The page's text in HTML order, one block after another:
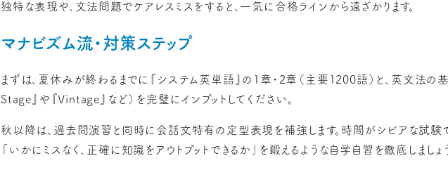
独特な表現や、文法問題でケアレスミスをすると、一気に合格ラインから遠ざかります。
マナビズム流・対策ステップ
まずは、夏休みが終わるまでに『システム英単語』の1章・2章（主要1200語）と、英文法の
Stage』や『Vintage』など）を完璧にインプットしてください。
秋以降は、過去問演習と同時に会話文特有の定型表現を補強します。時間がシビアな試験で
「いかにミスなく、正確に知識をアウトプットできるか」を鍛えるような自学自習を徹底しましょう